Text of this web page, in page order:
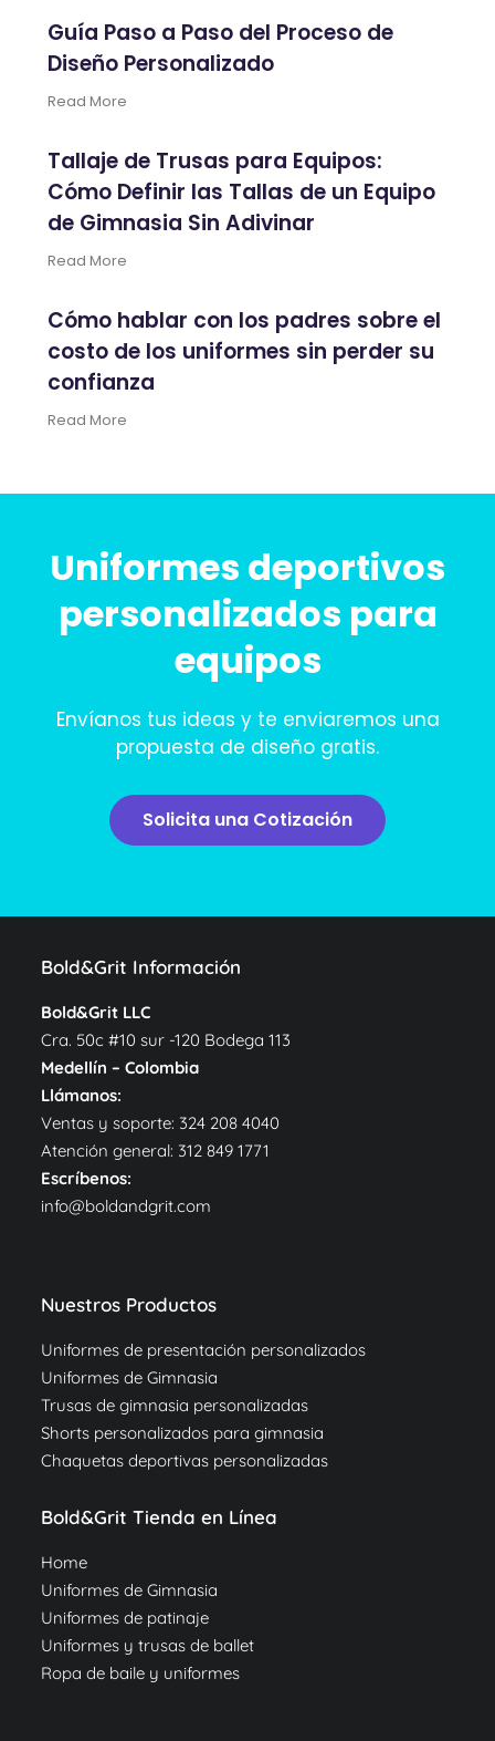
Guía Paso a Paso del Proceso de
Diseño Personalizado
Read More
Tallaje de Trusas para Equipos:
Cómo Definir las Tallas de un Equipo
de Gimnasia Sin Adivinar
Read More
Cómo hablar con los padres sobre el
costo de los uniformes sin perder su
confianza
Read More
Uniformes deportivos
personalizados para
equipos
Envíanos tus ideas y te enviaremos una
propuesta de diseño gratis.
Solicita una Cotización
Bold&Grit Información
Bold&Grit LLC
Cra. 50c #10 sur -120 Bodega 113
Medellín – Colombia
Llámanos:
Ventas y soporte: 324 208 4040
Atención general: 312 849 1771
Escríbenos:
info@boldandgrit.com
Nuestros Productos
Uniformes de presentación personalizados
Uniformes de Gimnasia
Trusas de gimnasia personalizadas
Shorts personalizados para gimnasia
Chaquetas deportivas personalizadas
Bold&Grit Tienda en Línea
Home
Uniformes de Gimnasia
Uniformes de patinaje
Uniformes y trusas de ballet
Ropa de baile y uniformes